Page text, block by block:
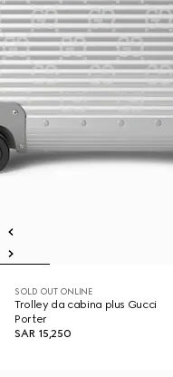
SOLD OUT ONLINE
Trolley da cabina plus Gucci
Porter
SAR 15,250